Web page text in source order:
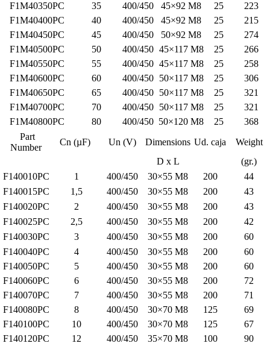
400/450
35
F1M40350PC
400/450
40
F1M40400PC
400/450
45
F1M40450PC
400/450
50
F1M40500PC
400/450
55
F1M40550PC
400/450
60
F1M40600PC
400/450
65
F1M40650PC
400/450
70
F1M40700PC
400/450
80
F1M40800PC
Un (V)
Cn (µF)
Part
Number
D x L
30×55
400/450
1
F140010PC
30×55
400/450
1,5
F140015PC
30×55
400/450
2
F140020PC
30×55
400/450
2,5
F140025PC
30×55
400/450
3
F140030PC
30×55
400/450
4
F140040PC
30×55
400/450
5
F140050PC
30×55
400/450
6
F140060PC
30×55
400/450
7
F140070PC
30×70
400/450
8
F140080PC
30×70
400/450
10
F140100PC
35×70
400/450
12
F140120PC